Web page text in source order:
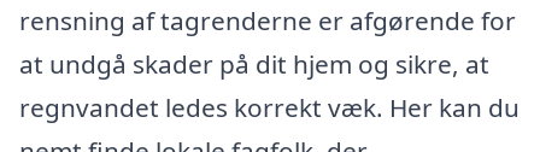
rensning af tagrenderne er afgørende for
at undgå skader på dit hjem og sikre, at
regnvandet ledes korrekt væk. Her kan du